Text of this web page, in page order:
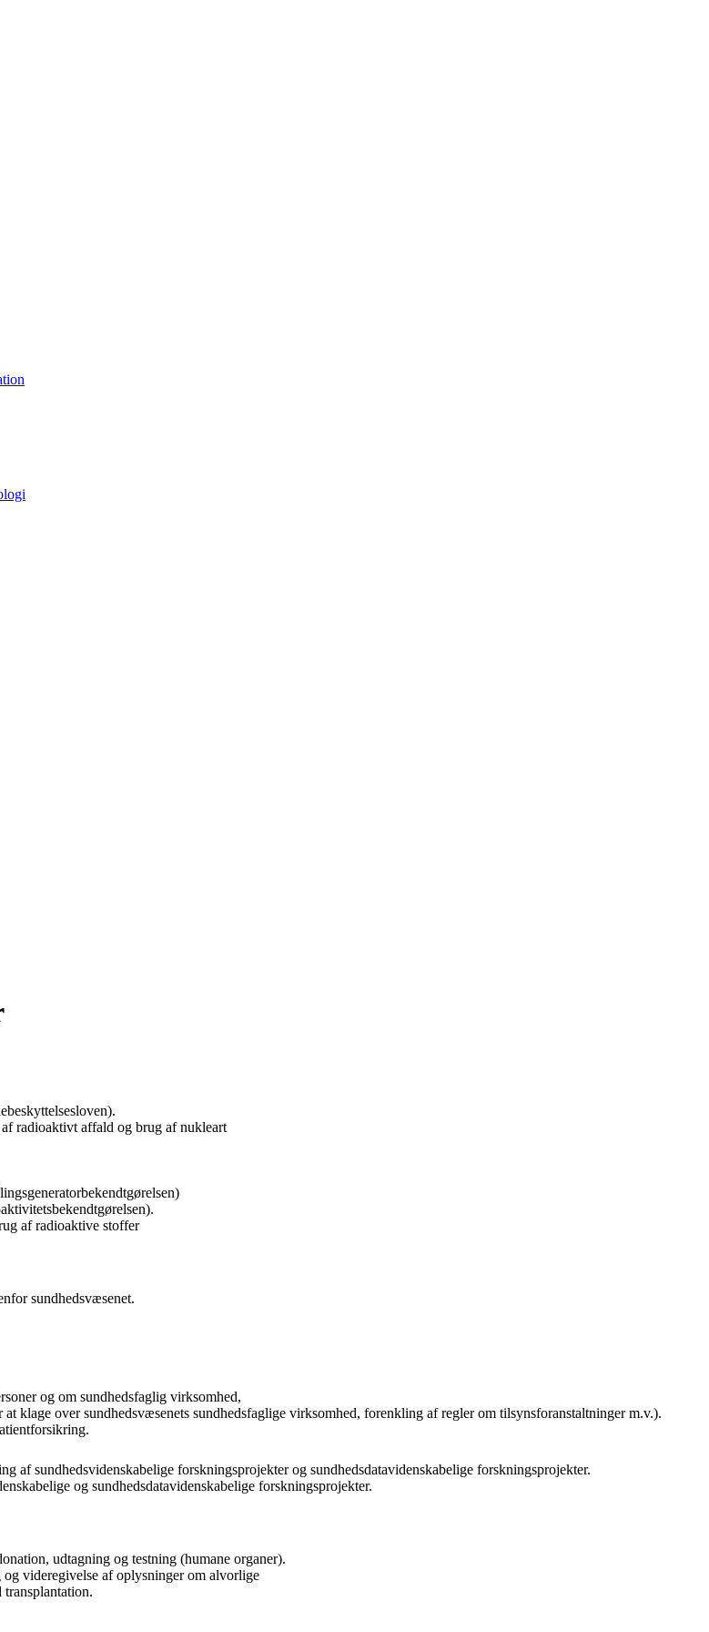
radioaktivt affald og brug af nukleart
af radioaktive stoffer
sundhedsvæsenet.
og om sundhedsfaglig virksomhed,
klage over sundhedsvæsenets sundhedsfaglige virksomhed, forenkling af regler om tilsynsforanstaltninger m.v.).
sundhedsvidenskabelige forskningsprojekter og sundhedsdatavidenskabelige forskningsprojekter.
og sundhedsdatavidenskabelige forskningsprojekter.
udtagning og testning (humane organer).
videregivelse af oplysninger om alvorlige